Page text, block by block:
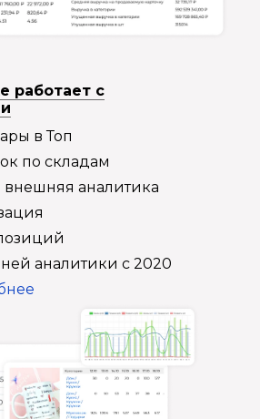
работает с
в Топ
по складам
внешняя аналитика
аналитики с 2020